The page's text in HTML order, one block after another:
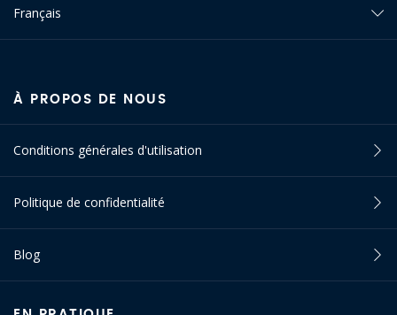
Français
À PROPOS DE NOUS
Conditions générales d'utilisation
Politique de confidentialité
Blog